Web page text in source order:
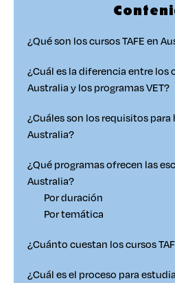
¿Qué son los cursos TAFE en
¿Cuál es la diferencia entre los
Australia y los programas VET?
¿Cuáles son los requisitos para
Australia?
¿Qué programas ofrecen las
Australia?
Por duración
Por temática
¿Cuánto cuestan los cursos
¿Cuál es el proceso para